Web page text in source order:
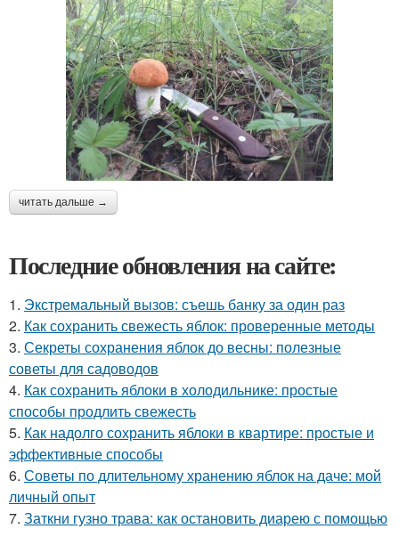
читать дальше →
Последние обновления на сайте:
1. Экстремальный вызов: съешь банку за один раз
2. Как сохранить свежесть яблок: проверенные методы
3. Секреты сохранения яблок до весны: полезные
советы для садоводов
4. Как сохранить яблоки в холодильнике: простые
способы продлить свежесть
5. Как надолго сохранить яблоки в квартире: простые и
эффективные способы
6. Советы по длительному хранению яблок на даче: мой
личный опыт
7. Заткни гузно трава: как остановить диарею с помощью